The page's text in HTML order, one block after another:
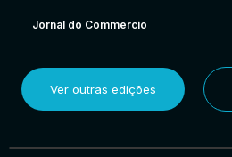
Jornal do Commercio
Ver outras edições